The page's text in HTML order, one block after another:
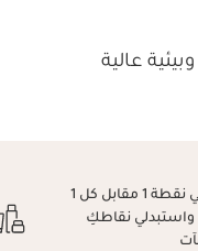
عالية
اكسبِي نقطة 1 مقابل كل 1
واستبدلي نقاطكِ